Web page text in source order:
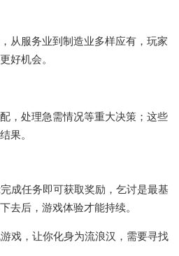
从服务业到制造业多样应有，玩家
好机会。
，处理急需情况等重大决策；这些
果。
成任务即可获取奖励，乞讨是最基
去后，游戏体验才能持续。
戏，让你化身为流浪汉，需要寻找